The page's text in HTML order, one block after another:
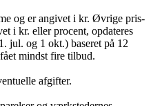
og er angivet i kr. Øvrige pris-
i kr. eller procent, opdateres
jul. og 1 okt.) baseret på 12
mindst fire tilbud.
afgifter.